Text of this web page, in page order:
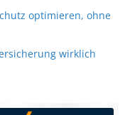
optimieren, ohne
wirklich